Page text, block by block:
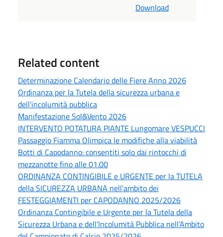
Download
Related content
Determinazione Calendario delle Fiere Anno 2026
Ordinanza per la Tutela della sicurezza urbana e
dell'incolumità pubblica
Manifestazione Sol&Vento 2026
INTERVENTO POTATURA PIANTE Lungomare VESPUCCI
Passaggio Fiamma Olimpica le modifiche alla viabilità
Botti di Capodanno: consentiti solo dai rintocchi di
mezzanotte fino alle 01.00
ORDINANZA CONTINGIBILE e URGENTE per la TUTELA
della SICUREZZA URBANA nell'ambito dei
FESTEGGIAMENTI per CAPODANNO 2025/2026
Ordinanza Contingibile e Urgente per la Tutela della
Sicurezza Urbana e dell’Incolumità Pubblica nell’Ambito